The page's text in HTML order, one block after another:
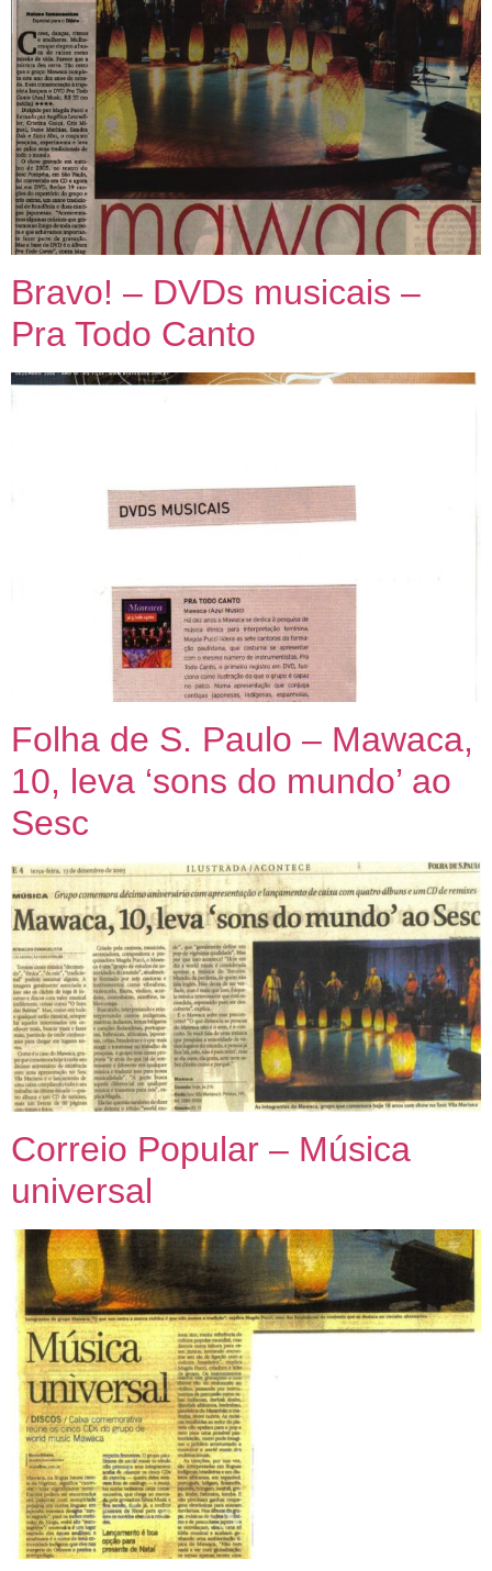
Bravo! – DVDs musicais –
Pra Todo Canto
Folha de S. Paulo – Mawaca,
10, leva ‘sons do mundo’ ao
Sesc
Correio Popular – Música
universal